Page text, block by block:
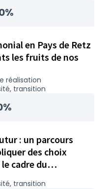
en Pays de Retz
les fruits de nos
réalisation
transition
: un parcours
des choix
cadre du
50 000€
transition